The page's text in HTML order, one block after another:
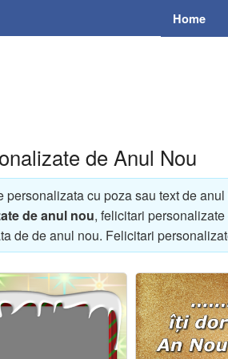
Home
de Anul Nou
personalizata cu poza sau text de
de anul nou, felicitari
de de anul nou. Felicitari